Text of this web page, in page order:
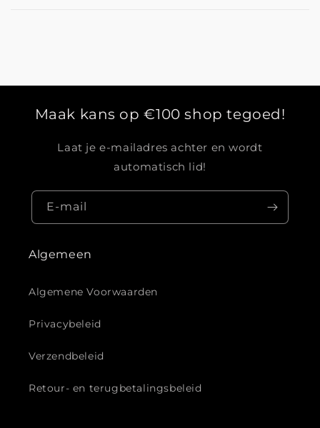
Maak kans op €100 shop tegoed!
Laat je e-mailadres achter en wordt
automatisch lid!
E‑mail
Algemeen
Algemene Voorwaarden
Privacybeleid
Verzendbeleid
Retour- en terugbetalingsbeleid